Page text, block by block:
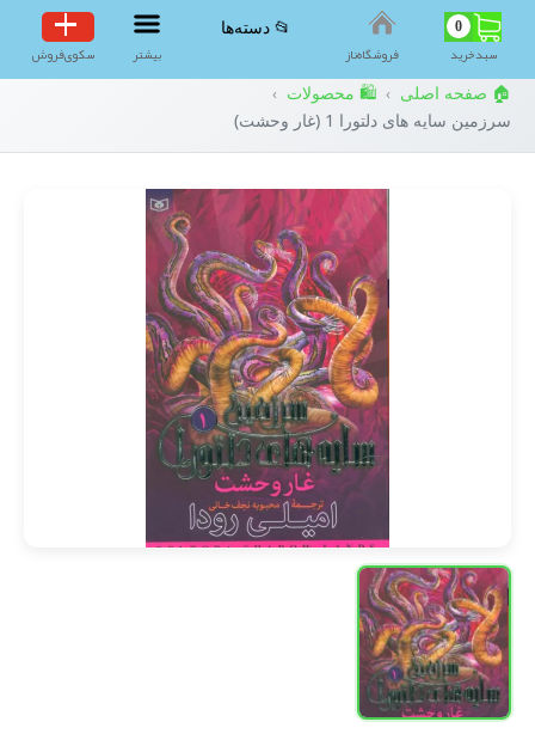
0
سبد‌خرید فروشگاه‌ناز
📂 دسته‌ها
بیشتر سکوی‌فروش
🏠 صفحه اصلی › 🛍️ محصولات ›
سرزمین سایه های دلتورا 1 (غار وحشت)